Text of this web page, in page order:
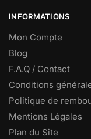
INFORMATIONS
Mon Compte
Blog
F.A.Q / Contact
Conditions
Politique de
Mentions Légales
Plan du Site